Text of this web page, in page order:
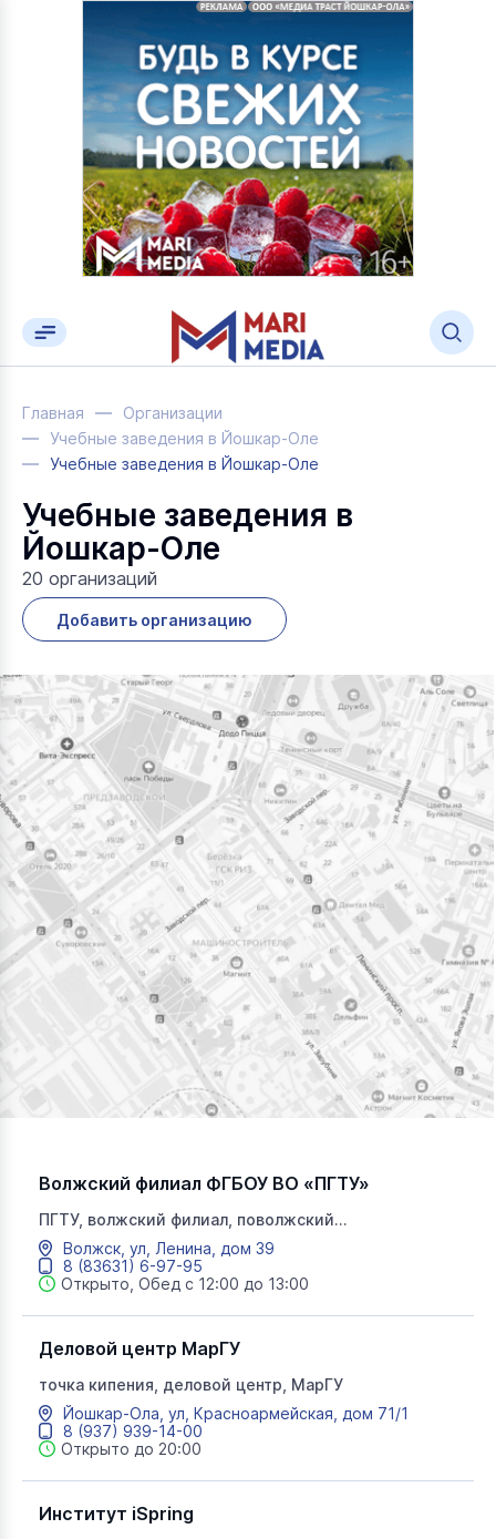
Главная
Организации
Учебные заведения в Йошкар-Оле
Учебные заведения в Йошкар-Оле
Учебные заведения в
Йошкар-Оле
20 организаций
Добавить организацию
Волжский филиал ФГБОУ ВО «ПГТУ»
ПГТУ, волжский филиал, поволжский
государственный технологический университет
Волжск, ул, Ленина, дом 39
8 (83631) 6-97-95
Открыто, Обед с 12:00 до 13:00
Деловой центр МарГУ
точка кипения, деловой центр, МарГУ
Йошкар-Ола, ул, Красноармейская, дом 71/1
8 (937) 939-14-00
Открыто до 20:00
Институт iSpring